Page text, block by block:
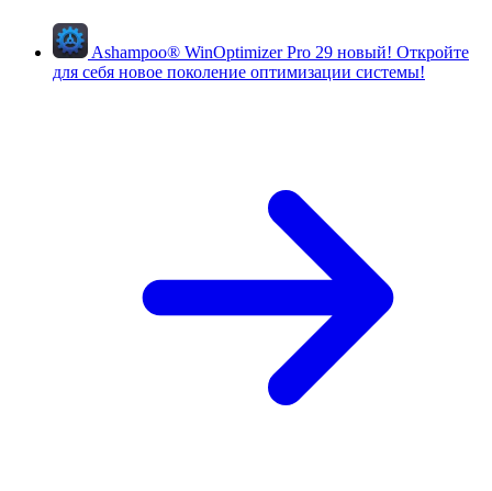
Ashampoo® WinOptimizer Pro 29 новый! Откройте
для себя новое поколение оптимизации системы!